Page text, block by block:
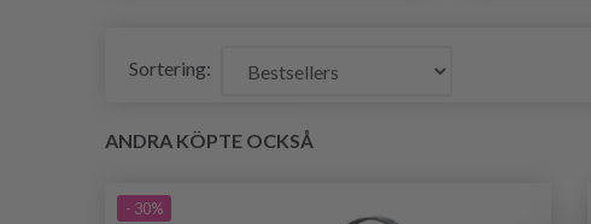
Sortering:
ANDRA KÖPTE OCKSÅ
- 30%